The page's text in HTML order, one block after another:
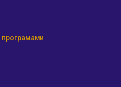
програмами